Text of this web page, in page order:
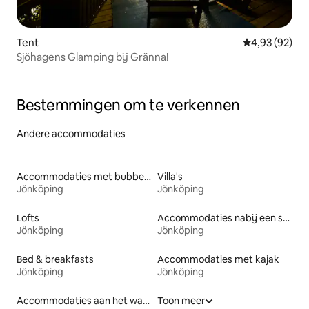
Tent Gemiddelde
4,93 (92)
Sjöhagens Glamping bij Gränna!
Bestemmingen om te verkennen
Andere accommodaties
Accommodaties met bubbelbad
Jönköping
Villa's
Jönköping
Lofts
Jönköping
Accommodaties nabij een strand
Jönköping
Bed & breakfasts
Jönköping
Accommodaties met kajak
Jönköping
Accommodaties aan het water
Toon meer